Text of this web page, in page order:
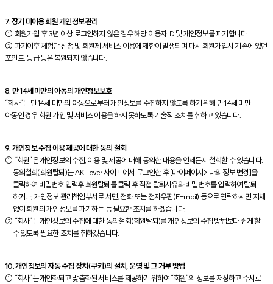
7. 장기 미이용 회원 개인정보 관리
① 회원가입 후 3년 이상 로그인하지 않은 경우 해당 이용자 ID 및 개인정보를 파기합니다.
② 파기이후 체험단 신청 및 회원제 서비스 이용에 제한이 발생되며 다시 회원가입시 기존에 있던
포인트, 등급 등은 복원되지 않습니다.
8. 만 14세 미만의 아동의 개인정보보호
“회사”는 만 14세 미만의 아동으로부터 개인정보를 수집하지 않도록 하기 위해 만 14세 미만
아동인 경우 회원 가입 및 서비스 이용을 하지 못하도록 기술적 조치를 취하고 있습니다.
9. 개인정보 수집 이용 제공에 대한 동의 철회
① “회원”은 개인정보의 수집, 이용 및 제공에 대해 동의한 내용을 언제든지 철회할 수 있습니다.
동의철회(회원탈퇴)는 AK Lover 사이트에서 로그인한 후 [마이페이지> 나의 정보 변경]을
클릭하여 비밀번호 입력후 회원탈퇴를 클릭 후 직접 탈퇴사유와 비밀번호를 입력하여 탈퇴
하거나, 개인정보 관리책임부서로 서면, 전화 또는 전자우편(E-mail) 등으로 연락하시면 지체
없이 회원의 개인정보를 파기하는 등 필요한 조치를 하겠습니다.
② “회사”는 개인정보의 수집에 대한 동의철회(회원탈퇴)를 개인정보의 수집 방법보다 쉽게 할
수 있도록 필요한 조치를 취하겠습니다.
10. 개인정보의 자동 수집 장치(쿠키)의 설치, 운영 및 그 거부 방법
① “회사”는 개인화되고 맞춤화된 서비스를 제공하기 위하여 “회원”의 정보를 저장하고 수시로